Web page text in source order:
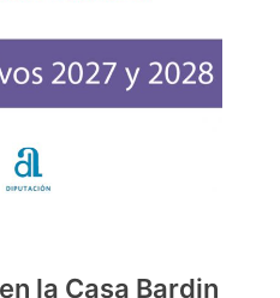
la Casa Bardin